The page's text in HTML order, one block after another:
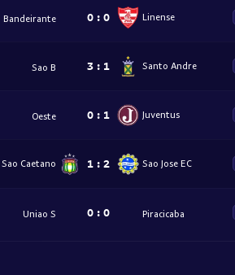
Bandeirante 0 : 0 Linense
Sao B 3 : 1 Santo Andre
Oeste 0 : 1 Juventus
Sao Caetano 1 : 2 Sao Jose EC
Uniao S 0 : 0 Piracicaba